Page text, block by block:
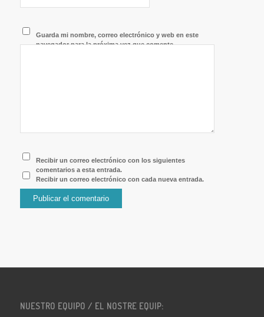
Guarda mi nombre, correo electrónico y web en este
navegador para la próxima vez que comente.
Recibir un correo electrónico con los siguientes
comentarios a esta entrada.
Recibir un correo electrónico con cada nueva entrada.
NUESTRO EQUIPO / EL NOSTRE EQUIP: